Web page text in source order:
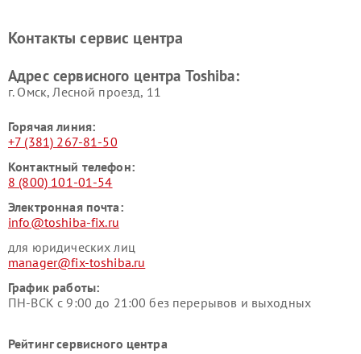
Контакты сервис центра
Адрес сервисного центра Toshiba:
г. Омск, ​Лесной проезд, 11
Горячая линия:
+7 (381) 267-81-50
Контактный телефон:
8 (800) 101-01-54
Электронная почта:
info@toshiba-fix.ru
для юридических лиц
manager@fix-toshiba.ru
График работы:
ПН-ВСК с 9:00 до 21:00 без перерывов и выходных
Рейтинг сервисного центра